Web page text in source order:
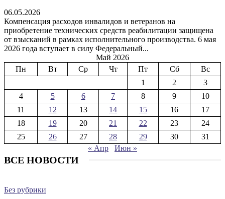
06.05.2026
Компенсация расходов инвалидов и ветеранов на
приобретение технических средств реабилитации защищена
от взысканий в рамках исполнительного производства. 6 мая
2026 года вступает в силу Федеральный...
Май 2026
Пн
Вт Ср Чт Пт Сб
Вс
1
2
3
4
5 6 7 8 9
10
11
12 13 14 15 16
17
18
19 20 21 22 23
24
25
26 27 28 29 30
31
« Апр
Июн »
ВСЕ НОВОСТИ
Без рубрики